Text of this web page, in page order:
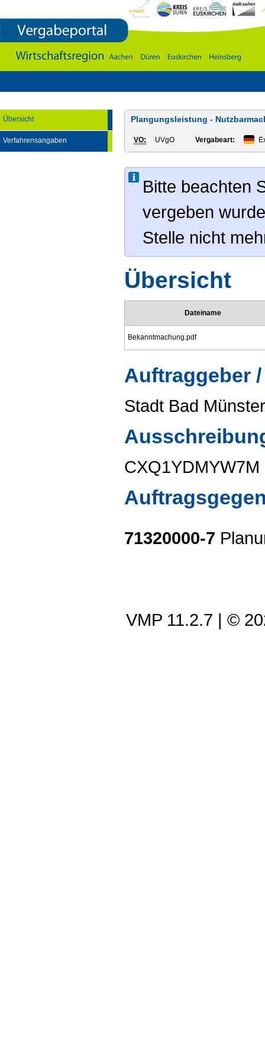
Aachen
DÃ¼ren
Heinsberg
Übersicht
Verfahrensangaben
Plangungsleistung -
VO: UVgO Vergabeart:
Bitte beachten
vergeben
Stelle nicht
Übersicht
Dateiname
Bekanntmachung.pdf
Auftraggeber
Stadt Bad
CXQ1YDMYW7M
71320000-7
VMP 11.2.7 | ©